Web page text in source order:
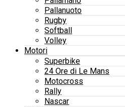
Pallanuoto
Rugby
Softball
Volley
Motori
Superbike
24 Ore di Le Mans
Motocross
Rally
Nascar